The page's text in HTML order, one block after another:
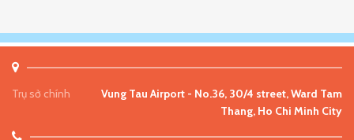
Trụ sở chính
Vung Tau Airport - No.36, 30/4 street, Ward Tam
Thang, Ho Chi Minh City